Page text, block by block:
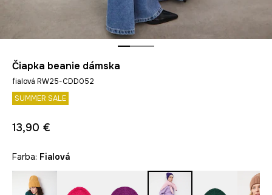
Čiapka beanie dámska
fialová RW25-CDD052
SUMMER SALE
13,90 €
Farba: fialová